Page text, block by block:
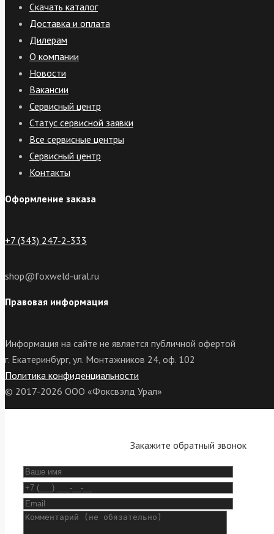
Скачать каталог
Доставка и оплата
Дилерам
О компании
Новости
Вакансии
Сервисный центр
Статус сервисной заявки
Все сервисные центры
Сервисный центр
Контакты
Оформление заказа
+7 (343) 247-2-333
shop@foxweld-ural.ru
Правовая информация
Информация на сайте не является публичной офертой
г. Екатеринбург, ул. Монтажников 24, оф. 102
Политика конфиденциальности
© 2017-2026 ООО «Фоксвэлд Урал»
Закажите обратный звонок